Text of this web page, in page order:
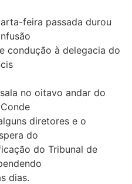
feira passada durou
condução à delegacia do
no oitavo andar do
diretores e o
do
do Tribunal de
dias.